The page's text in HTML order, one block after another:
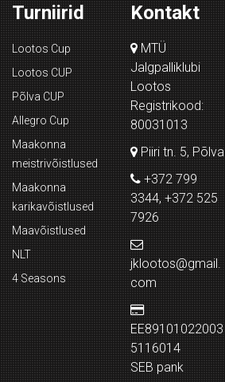
Turniirid
Lootos Cup
Lootos CUP
Põlva CUP
Allegro Cup
Maakonna
meistrivõistlused
Maakonna
karikavõistlused
Maavõistlused
NLT
4 Seasons
Kontakt
MTÜ
Jalgpalliklubi
Lootos
Registrikood:
80031013
Piiri tn. 5, Põlva
+372 799
3344, +372 525
7926
jklootos@gmail.
com
EE89101022003
5116014
SEB pank